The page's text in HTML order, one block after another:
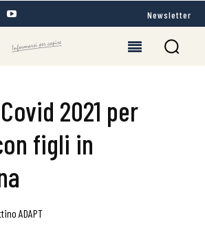
Newsletter
2021 per
figli in
ADAPT